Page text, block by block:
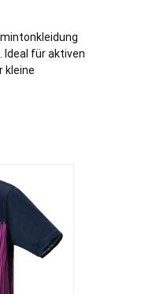
Ideal für aktiven
kleine